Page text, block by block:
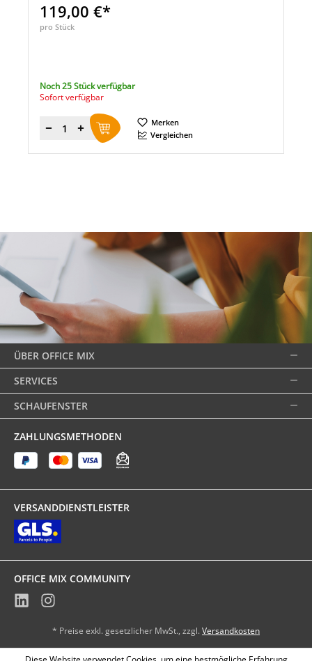
119,00 €*
pro Stück
Noch 25 Stück verfügbar
Sofort verfügbar
Menge
Merken
Vergleichen
ÜBER OFFICE MIX
SERVICES
SCHAUFENSTER
ZAHLUNGSMETHODEN
VERSANDDIENSTLEISTER
OFFICE MIX COMMUNITY
* Preise exkl. gesetzlicher MwSt., zzgl. Versandkosten